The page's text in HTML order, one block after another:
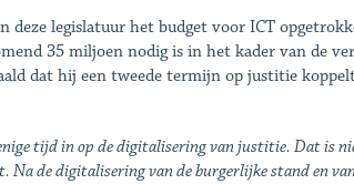
deze legislatuur het budget voor ICT
35 miljoen nodig is in het kader van de
dat hij een tweede termijn op justitie
tijd in op de digitalisering van justitie. Dat is
Na de digitalisering van de burgerlijke stand en